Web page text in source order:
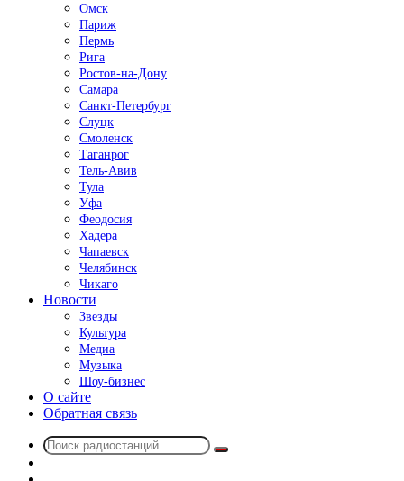
Омск
Париж
Пермь
Рига
Ростов-на-Дону
Самара
Санкт-Петербург
Слуцк
Смоленск
Таганрог
Тель-Авив
Тула
Уфа
Феодосия
Хадера
Чапаевск
Челябинск
Чикаго
Новости
Звезды
Культура
Медиа
Музыка
Шоу-бизнес
О сайте
Обратная связь
Поиск